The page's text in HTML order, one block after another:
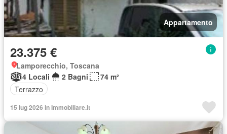
Appartamento
23.375 €
Lamporecchio, Toscana
4 Locali
2 Bagni
74 m²
Terrazzo
15 lug 2026 in Immobiliare.it